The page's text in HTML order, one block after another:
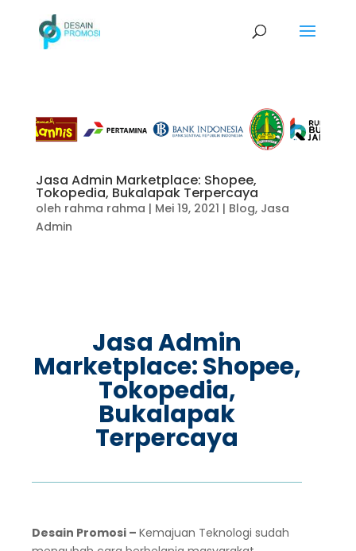
Jasa Admin Marketplace: Shopee,
Tokopedia, Bukalapak Terpercaya
oleh rahma rahma | Mei 19, 2021 | Blog, Jasa
Admin
Jasa Admin
Marketplace: Shopee,
Tokopedia,
Bukalapak
Terpercaya
Desain Promosi – Kemajuan Teknologi sudah